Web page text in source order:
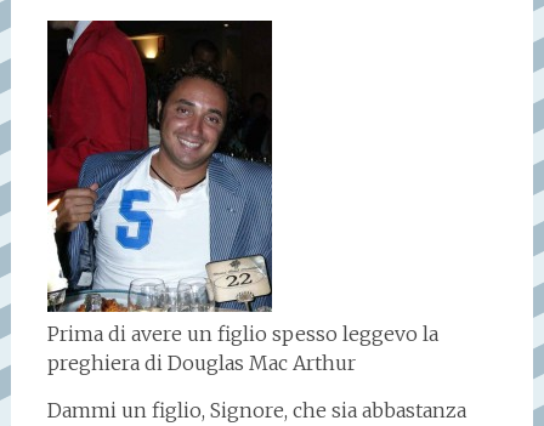
Prima di avere un figlio spesso leggevo la
preghiera di Douglas Mac Arthur
Dammi un figlio, Signore, che sia abbastanza